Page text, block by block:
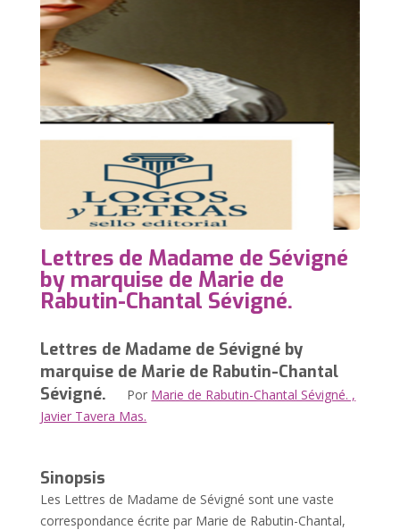
Lettres de Madame de Sévigné
by marquise de Marie de
Rabutin-Chantal Sévigné.
Lettres de Madame de Sévigné by
marquise de Marie de Rabutin-Chantal
Sévigné.
Por Marie de Rabutin-Chantal Sévigné. ,
Javier Tavera Mas.
Sinopsis
Les Lettres de Madame de Sévigné sont une vaste
correspondance écrite par Marie de Rabutin-Chantal,